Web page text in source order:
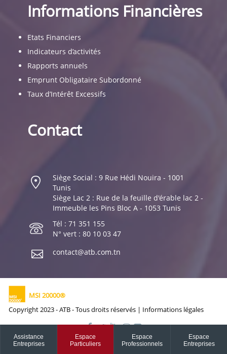
Assistance
Entreprises
Espace
Particuliers
Espace
Professionnels
Espace
Entreprises
Informations Financières
Etats Financiers
Indicateurs d’activités
Rapports annuels
Emprunt Obligataire Subordonné
Taux d’Intérêt Excessifs
Contact
Siège Social : 9 Rue Hédi Nouira - 1001
Tunis
Siège Lac 2 : Rue de la feuille d'érable lac 2 -
Immeuble les Pins Bloc A - 1053 Tunis
Tél : 71 351 155
N° vert : 80 10 03 47
contact@atb.com.tn
MSI 20000®
Copyright 2023 - ATB - Tous droits réservés | Informations légales